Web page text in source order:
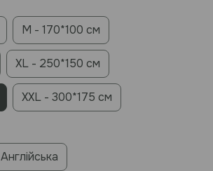
M - 170*100 cм
XL - 250*150 см
XXL - 300*175 см
Англійська